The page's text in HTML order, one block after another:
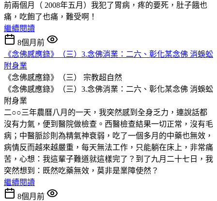
前兩個月（ 2008年五月）我犯了胃病，疼的要死，肚子餓也
痛，吃飽了也痛，難受啊！
繼續閱讀
8個月前
《念佛感應錄》（三）3.念佛消業：二六、彰化某念佛 消蜈蚣
附身業
《念佛感應錄》（三） 宗教超自然
《念佛感應錄》（三）3.念佛消業：二六、彰化某念佛 消蜈蚣
附身業
二○○三年農曆八月的一天，我突然感到全身乏力，連說話都
沒有力氣，便到醫院做檢查。西醫檢查結果一切正常，沒有毛
病；中醫脈診則為精氣神衰弱，吃了一個多月的中藥也無效，
病情反而越來越嚴重，每天無法工作，只能躺在床上，非常痛
苦，心想：我這輩子難道就這樣完了？到了九月二十七日，我
突然想到：既然吃藥無效，莫非是業障使然？
繼續閱讀
8個月前